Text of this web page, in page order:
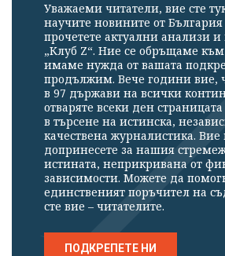
Уважаеми читатели, вие сте
научите новините от България
прочетете актуални анализи
„Клуб Z“. Ние се обръщаме към
имаме нужда от вашата
продължим. Вече години вие,
в 97 държави на всички
отваряте всеки ден
в търсене на истинска,
качествена журналистика.
допринесете за нашия
истината, неприкривана от
зависимости. Можете да
единственият поръчител на
сте вие – читателите.
ПОДКРЕПЕТЕ НИ